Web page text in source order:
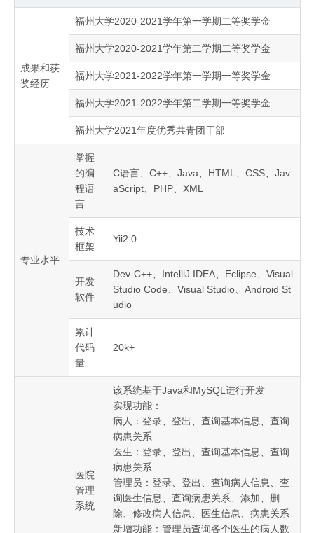
成果和获
奖经历
福州大学2020-2021学年第一学期二等奖学金
福州大学2020-2021学年第二学期二等奖学金
福州大学2021-2022学年第一学期一等奖学金
福州大学2021-2022学年第二学期一等奖学金
福州大学2021年度优秀共青团干部
专业水平
掌握
的编
程语
言
C语言、C++、Java、HTML、CSS、Jav
aScript、PHP、XML
技术
框架
Yii2.0
开发
软件
Dev-C++、IntelliJ IDEA、Eclipse、Visual
Studio Code、Visual Studio、Android St
udio
累计
代码
量
20k+
医院
管理
系统
该系统基于Java和MySQL进行开发
实现功能：
病人：登录、登出、查询基本信息、查询
病患关系
医生：登录、登出、查询基本信息、查询
病患关系
管理员：登录、登出、查询病人信息、查
询医生信息、查询病患关系、添加、删
除、修改病人信息、医生信息、病患关系
新增功能：管理员查询各个医生的病人数